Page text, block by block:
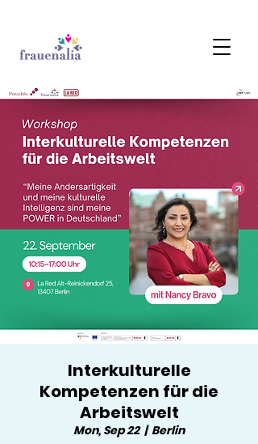
Interkulturelle
Kompetenzen für die
Arbeitswelt
Mon, Sep 22
  |
Berlin